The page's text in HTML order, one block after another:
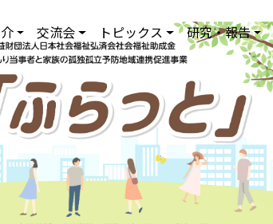
交流会 トピックス 研究・報告